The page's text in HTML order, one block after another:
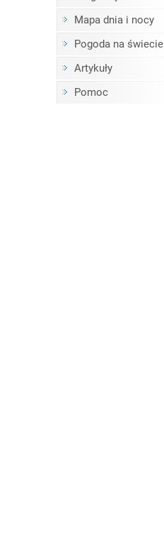
Mapa dnia i nocy
Pogoda na świecie
Artykuły
Pomoc